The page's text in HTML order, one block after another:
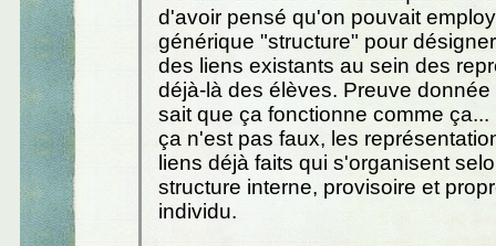
d'avoir pensé qu'on pouvait
générique "structure" pour
des liens existants au sein des
déjà-là des élèves. Preuve donnée
sait que ça fonctionne comme
ça n'est pas faux, les
liens déjà faits qui s'organisent
structure interne, provisoire et
individu.